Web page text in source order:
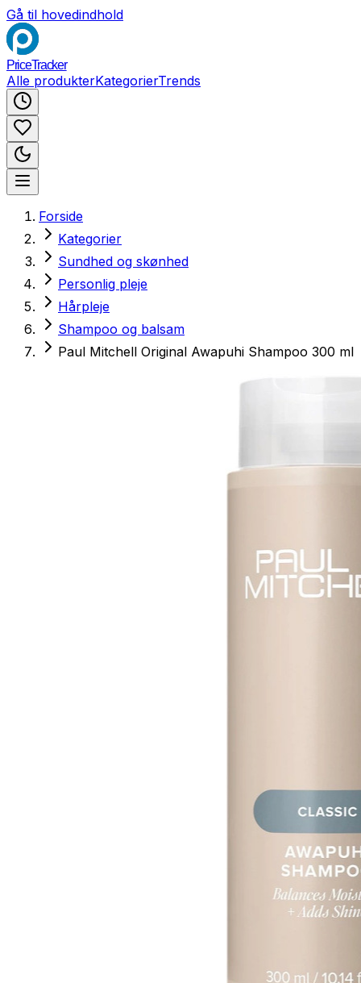
Gå til hovedindhold
PriceTracker
Alle produkterKategorierTrends
Forside
Kategorier
Sundhed og skønhed
Personlig pleje
Hårpleje
Shampoo og balsam
Paul Mitchell Original Awapuhi Shampoo 300 ml